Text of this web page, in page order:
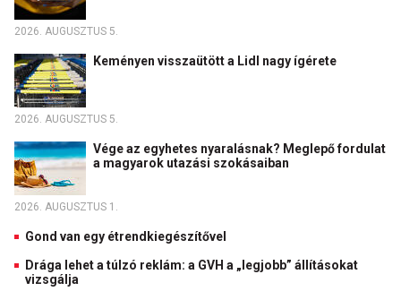
2026. AUGUSZTUS 5.
Keményen visszaütött a Lidl nagy ígérete
2026. AUGUSZTUS 5.
Vége az egyhetes nyaralásnak? Meglepő fordulat
a magyarok utazási szokásaiban
2026. AUGUSZTUS 1.
Gond van egy étrendkiegészítővel
Drága lehet a túlzó reklám: a GVH a „legjobb” állításokat
vizsgálja